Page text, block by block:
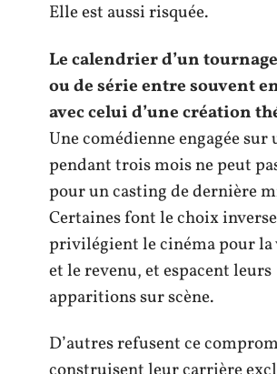
Elle est aussi risquée.
Le calendrier d’un
ou de série entre souvent
avec celui d’une création
Une comédienne engagée sur
pendant trois mois ne peut
pour un casting de dernière
Certaines font le choix
privilégient le cinéma pour
et le revenu, et espacent leurs
apparitions sur scène.
D’autres refusent ce